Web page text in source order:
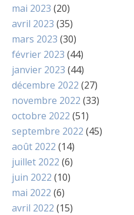
mai 2023 (20)
avril 2023 (35)
mars 2023 (30)
février 2023 (44)
janvier 2023 (44)
décembre 2022 (27)
novembre 2022 (33)
octobre 2022 (51)
septembre 2022 (45)
août 2022 (14)
juillet 2022 (6)
juin 2022 (10)
mai 2022 (6)
avril 2022 (15)